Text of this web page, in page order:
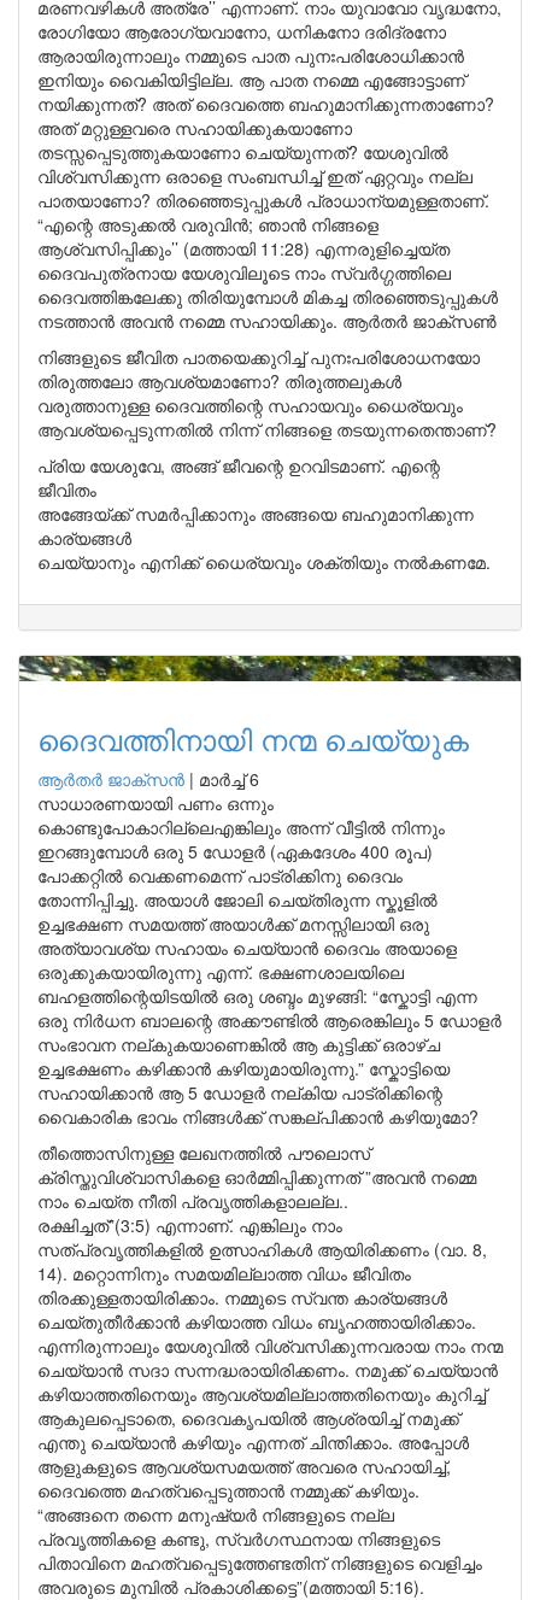
മരണവഴികൾ അത്രേ’’ എന്നാണ്. നാം യുവാവോ വൃദ്ധനോ,
രോഗിയോ ആരോഗ്യവാനോ, ധനികനോ ദരിദ്രനോ
ആരായിരുന്നാലും നമ്മുടെ പാത പുനഃപരിശോധിക്കാൻ
ഇനിയും വൈകിയിട്ടില്ല. ആ പാത നമ്മെ എങ്ങോട്ടാണ്
നയിക്കുന്നത്? അത് ദൈവത്തെ ബഹുമാനിക്കുന്നതാണോ?
അത് മറ്റുള്ളവരെ സഹായിക്കുകയാണോ
തടസ്സപ്പെടുത്തുകയാണോ ചെയ്യുന്നത്? യേശുവിൽ
വിശ്വസിക്കുന്ന ഒരാളെ സംബന്ധിച്ച് ഇത് ഏറ്റവും നല്ല
പാതയാണോ? തിരഞ്ഞെടുപ്പുകൾ പ്രാധാന്യമുള്ളതാണ്.
“എന്റെ അടുക്കൽ വരുവിൻ; ഞാൻ നിങ്ങളെ
ആശ്വസിപ്പിക്കും’’ (മത്തായി 11:28) എന്നരുളിച്ചെയ്ത
ദൈവപുത്രനായ യേശുവിലൂടെ നാം സ്വർഗ്ഗത്തിലെ
ദൈവത്തിങ്കലേക്കു തിരിയുമ്പോൾ മികച്ച തിരഞ്ഞെടുപ്പുകൾ
നടത്താൻ അവൻ നമ്മെ സഹായിക്കും. ആർതർ ജാക്സൺ
നിങ്ങളുടെ ജീവിത പാതയെക്കുറിച്ച് പുനഃപരിശോധനയോ
തിരുത്തലോ ആവശ്യമാണോ? തിരുത്തലുകൾ
വരുത്താനുള്ള ദൈവത്തിന്റെ സഹായവും ധൈര്യവും
ആവശ്യപ്പെടുന്നതിൽ നിന്ന് നിങ്ങളെ തടയുന്നതെന്താണ്?
പ്രിയ യേശുവേ, അങ്ങ് ജീവന്റെ ഉറവിടമാണ്. എന്റെ
ജീവിതം
അങ്ങേയ്ക്ക് സമർപ്പിക്കാനും അങ്ങയെ ബഹുമാനിക്കുന്ന
കാര്യങ്ങൾ
ചെയ്യാനും എനിക്ക് ധൈര്യവും ശക്തിയും നൽകണമേ.
ദൈവത്തിനായി നന്മ ചെയ്യുക
ആർതർ ജാക്സൻ | മാർച്ച് 6
സാധാരണയായി പണം ഒന്നും
കൊണ്ടുപോകാറില്ലെഎങ്കിലും അന്ന് വീട്ടിൽ നിന്നും
ഇറങ്ങുമ്പോൾ ഒരു 5 ഡോളർ (ഏകദേശം 400 രൂപ)
പോക്കറ്റിൽ വെക്കണമെന്ന് പാട്രിക്കിനു ദൈവം
തോന്നിപ്പിച്ചു. അയാൾ ജോലി ചെയ്തിരുന്ന സ്കൂളിൽ
ഉച്ചഭക്ഷണ സമയത്ത് അയാൾക്ക് മനസ്സിലായി ഒരു
അത്യാവശ്യ സഹായം ചെയ്യാൻ ദൈവം അയാളെ
ഒരുക്കുകയായിരുന്നു എന്ന്. ഭക്ഷണശാലയിലെ
ബഹളത്തിന്റെയിടയിൽ ഒരു ശബ്ദം മുഴങ്ങി: “സ്കോട്ടി എന്ന
ഒരു നിർധന ബാലന്റെ അക്കൗണ്ടിൽ ആരെങ്കിലും 5 ഡോളർ
സംഭാവന നല്കുകയാണെങ്കിൽ ആ കുട്ടിക്ക് ഒരാഴ്ച
ഉച്ചഭക്ഷണം കഴിക്കാൻ കഴിയുമായിരുന്നു.” സ്കോട്ടിയെ
സഹായിക്കാൻ ആ 5 ഡോളർ നല്കിയ പാട്രിക്കിന്റെ
വൈകാരിക ഭാവം നിങ്ങൾക്ക് സങ്കല്പിക്കാൻ കഴിയുമോ?
തീത്തൊസിനുള്ള ലേഖനത്തിൽ പൗലൊസ്
ക്രിസ്തുവിശ്വാസികളെ ഓർമ്മിപ്പിക്കുന്നത് ”അവൻ നമ്മെ
നാം ചെയ്ത നീതി പ്രവൃത്തികളാലല്ല..
രക്ഷിച്ചത്”(3:5) എന്നാണ്. എങ്കിലും നാം
സത്പ്രവൃത്തികളിൽ ഉത്സാഹികൾ ആയിരിക്കണം (വാ. 8,
14). മറ്റൊന്നിനും സമയമില്ലാത്ത വിധം ജീവിതം
തിരക്കുള്ളതായിരിക്കാം. നമ്മുടെ സ്വന്ത കാര്യങ്ങൾ
ചെയ്തുതീർക്കാൻ കഴിയാത്ത വിധം ബൃഹത്തായിരിക്കാം.
എന്നിരുന്നാലും യേശുവിൽ വിശ്വസിക്കുന്നവരായ നാം നന്മ
ചെയ്യാൻ സദാ സന്നദ്ധരായിരിക്കണം. നമുക്ക് ചെയ്യാൻ
കഴിയാത്തതിനെയും ആവശ്യമില്ലാത്തതിനെയും കുറിച്ച്
ആകുലപ്പെടാതെ, ദൈവകൃപയിൽ ആശ്രയിച്ച് നമുക്ക്
എന്തു ചെയ്യാൻ കഴിയും എന്നത് ചിന്തിക്കാം. അപ്പോൾ
ആളുകളുടെ ആവശ്യസമയത്ത് അവരെ സഹായിച്ച്,
ദൈവത്തെ മഹത്വപ്പെടുത്താൻ നമ്മുക്ക് കഴിയും.
“അങ്ങനെ തന്നെ മനുഷ്യർ നിങ്ങളുടെ നല്ല
പ്രവൃത്തികളെ കണ്ടു, സ്വർഗസ്ഥനായ നിങ്ങളുടെ
പിതാവിനെ മഹത്വപ്പെടുത്തേണ്ടതിന് നിങ്ങളുടെ വെളിച്ചം
അവരുടെ മുമ്പിൽ പ്രകാശിക്കട്ടെ”(മത്തായി 5:16).